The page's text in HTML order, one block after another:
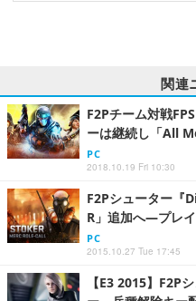
関連
F2Pチーム対戦
ーは継続し「All
PC
2018.10.19 Fri 10:30
F2Pシューター『
R」追加へ―プレ
PC
2015.10.27 Tue 17:45
【E3 2015】F2P